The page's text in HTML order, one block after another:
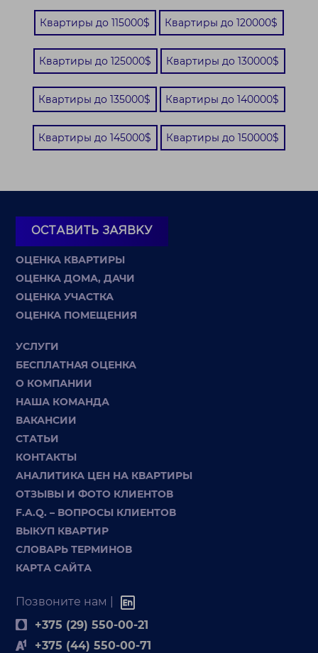
Квартиры до 115000$ Квартиры до 120000$
Квартиры до 125000$ Квартиры до 130000$
Квартиры до 135000$ Квартиры до 140000$
Квартиры до 145000$ Квартиры до 150000$
ОСТАВИТЬ ЗАЯВКУ
ОЦЕНКА КВАРТИРЫ
ОЦЕНКА ДОМА, ДАЧИ
ОЦЕНКА УЧАСТКА
ОЦЕНКА ПОМЕЩЕНИЯ
УСЛУГИ
БЕСПЛАТНАЯ ОЦЕНКА
О КОМПАНИИ
НАША КОМАНДА
ВАКАНСИИ
СТАТЬИ
КОНТАКТЫ
АНАЛИТИКА ЦЕН НА КВАРТИРЫ
ОТЗЫВЫ И ФОТО КЛИЕНТОВ
F.A.Q. – ВОПРОСЫ КЛИЕНТОВ
ВЫКУП КВАРТИР
СЛОВАРЬ ТЕРМИНОВ
КАРТА САЙТА
Позвоните нам |
+375 (29) 550-00-21
+375 (44) 550-00-71